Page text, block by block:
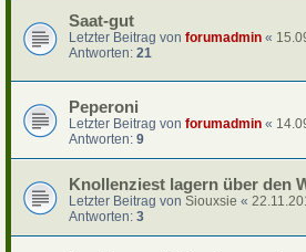
Saat-gut
Letzter Beitrag von forumadmin «
Antworten: 21
Peperoni
Letzter Beitrag von forumadmin «
Antworten: 9
Knollenziest lagern über den
Letzter Beitrag von Siouxsie «
Antworten: 3